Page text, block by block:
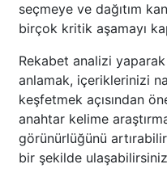
seçmeye ve dağıtım
birçok kritik aşamayı
Rekabet analizi
anlamak, içeriklerinizi
keşfetmek açısından
anahtar kelime
görünürlüğünü
bir şekilde